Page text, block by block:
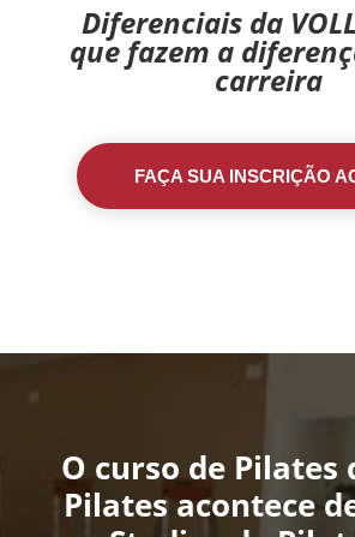
Diferenciais da
que fazem a
carreira
FAÇA SUA INSCRIÇÃO
O curso de Pilates
Pilates acontece